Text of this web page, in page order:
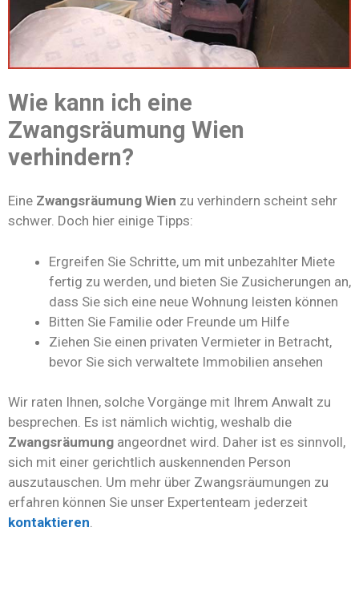
Wie kann ich eine
Zwangsräumung Wien
verhindern?
Eine Zwangsräumung Wien zu verhindern scheint sehr
schwer. Doch hier einige Tipps:
Ergreifen Sie Schritte, um mit unbezahlter Miete
fertig zu werden, und bieten Sie Zusicherungen an,
dass Sie sich eine neue Wohnung leisten können
Bitten Sie Familie oder Freunde um Hilfe
Ziehen Sie einen privaten Vermieter in Betracht,
bevor Sie sich verwaltete Immobilien ansehen
Wir raten Ihnen, solche Vorgänge mit Ihrem Anwalt zu
besprechen. Es ist nämlich wichtig, weshalb die
Zwangsräumung angeordnet wird. Daher ist es sinnvoll,
sich mit einer gerichtlich auskennenden Person
auszutauschen. Um mehr über Zwangsräumungen zu
erfahren können Sie unser Expertenteam jederzeit
kontaktieren.